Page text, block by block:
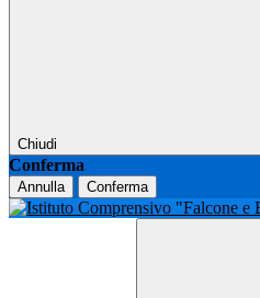
Chiudi
Conferma
Annulla Conferma